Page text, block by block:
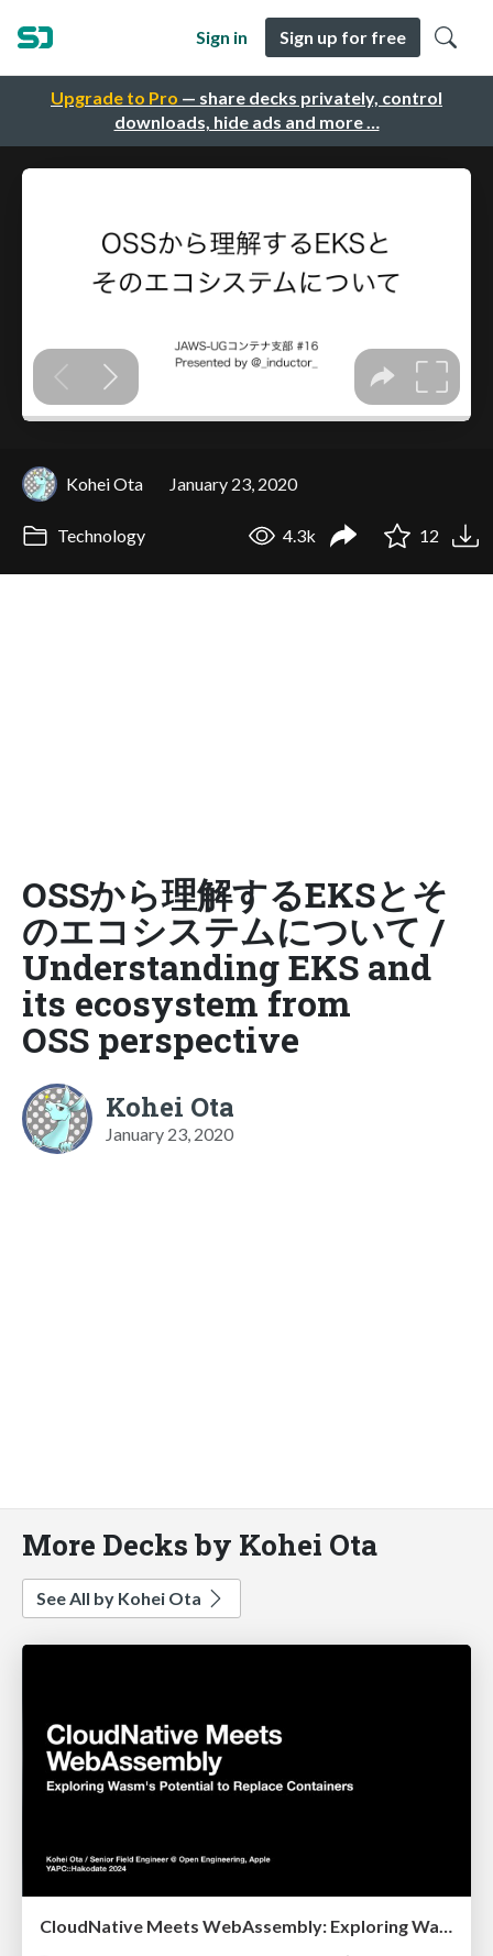
Upgrade to Pro — share decks privately, control
downloads, hide ads and more …
Sign in Sign up for free
Kohei Ota January 23, 2020
Technology 4.3k 12
OSSから理解するEKSとそ
のエコシステムについて /
Understanding EKS and
its ecosystem from
OSS perspective
Kohei Ota
January 23, 2020
More Decks by Kohei Ota
See All by Kohei Ota
CloudNative Meets WebAssembly: Exploring Wasm's Potential to Replace Containers